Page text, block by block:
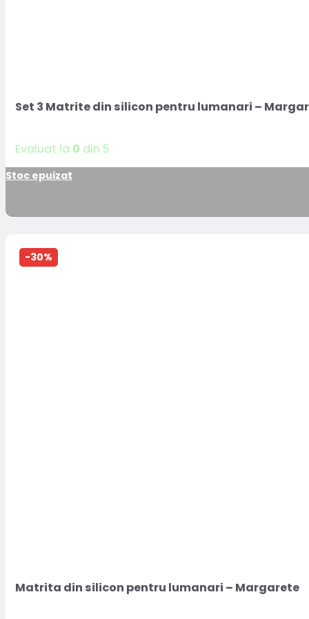
Set 3 Matrite din silicon pentru lumanari –
Evaluat la 0 din 5
Stoc epuizat
-30%
Matrita din silicon pentru lumanari – Margarete